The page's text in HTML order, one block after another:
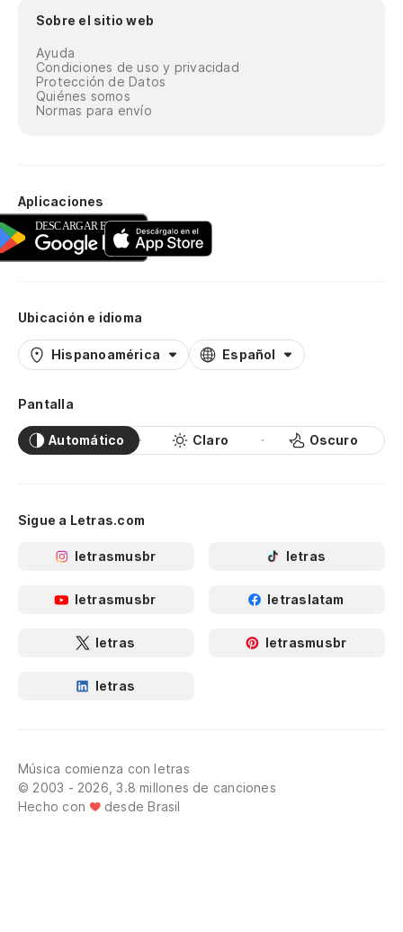
Sobre el sitio web
Ayuda
Condiciones de uso y privacidad
Protección de Datos
Quiénes somos
Normas para envío
Aplicaciones
Ubicación e idioma
Hispanoamérica Español
Pantalla
Automático Claro Oscuro
Sigue a Letras.com
letrasmusbr letras
letrasmusbr letraslatam
letras letrasmusbr
letras
Música comienza con letras
© 2003 - 2026, 3.8 millones de canciones
Hecho con
desde Brasil